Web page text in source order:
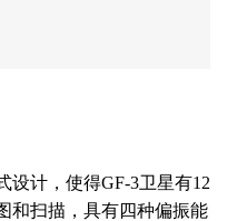
设计，使得GF-3卫星有12
和扫描，具有四种偏振能